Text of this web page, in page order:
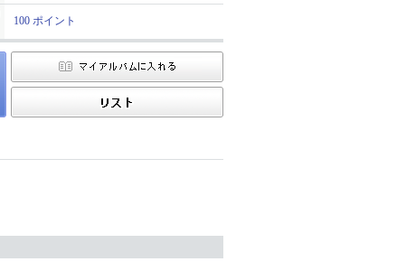
100 ポイント